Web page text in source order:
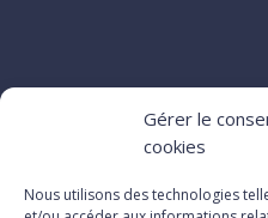
Gérer le
cookies
Nous utilisons des technologies